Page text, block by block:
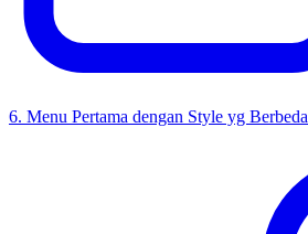
6. Menu Pertama dengan Style yg Berbeda